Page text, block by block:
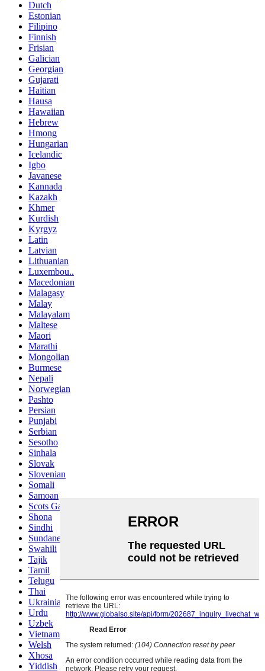
Dutch
Estonian
Filipino
Finnish
Frisian
Galician
Georgian
Gujarati
Haitian
Hausa
Hawaiian
Hebrew
Hmong
Hungarian
Icelandic
Igbo
Javanese
Kannada
Kazakh
Khmer
Kurdish
Kyrgyz
Latin
Latvian
Lithuanian
Luxembou..
Macedonian
Malagasy
Malay
Malayalam
Maltese
Maori
Marathi
Mongolian
Burmese
Nepali
Norwegian
Pashto
Persian
Punjabi
Serbian
Sesotho
Sinhala
Slovak
Slovenian
Somali
Samoan
Scots Gaelic
Shona
Sindhi
Sundanese
Swahili
Tajik
Tamil
Telugu
Thai
Ukrainian
Urdu
Uzbek
Vietnamese
Welsh
Xhosa
Yiddish